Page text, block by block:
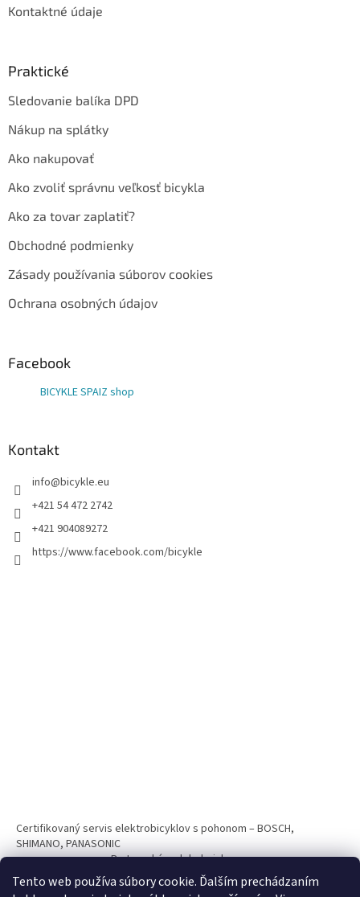
Tento web používa súbory cookie. Ďalším prechádzaním
Kontaktné údaje
Praktické
Sledovanie balíka DPD
Nákup na splátky
Ako nakupovať
Ako zvoliť správnu veľkosť bicykla
Ako za tovar zaplatiť?
Obchodné podmienky
Zásady používania súborov cookies
Ochrana osobných údajov
Facebook
BICYKLE SPAIZ shop
Kontakt
info@bicykle.eu
+421 54 472 2742
+421 904089272
https://www.facebook.com/bicykle
Certifikovaný servis elektrobicyklov s pohonom – BOSCH,
SHIMANO, PANASONIC
Partnerský web hokejshop.eu